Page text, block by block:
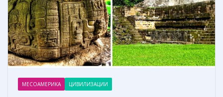
k er и
т
ь
МЕСОАМЕРИКА ЦИВИЛИЗАЦИИ